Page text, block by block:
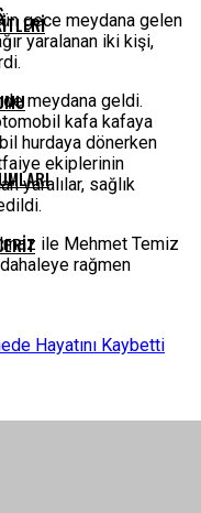
gece meydana gelen
yaralanan iki kişi,
meydana geldi.
kafa kafaya
hurdaya dönerken
ekiplerinin
yaralılar, sağlık
ile Mehmet Temiz
rağmen
Hayatını Kaybetti